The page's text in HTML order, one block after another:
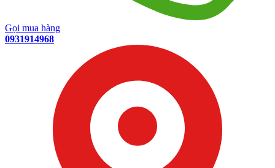
Gọi mua hàng
0931914968